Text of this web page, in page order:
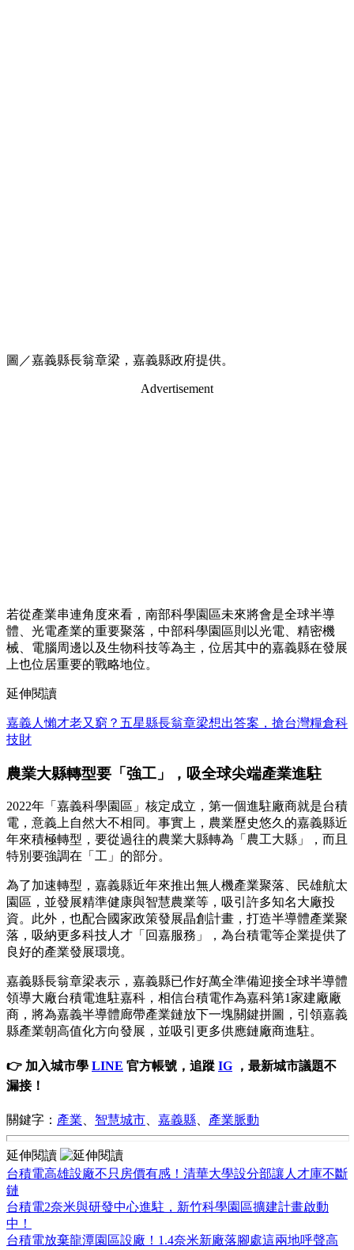
圖／嘉義縣長翁章梁，嘉義縣政府提供。
Advertisement
若從產業串連角度來看，南部科學園區未來將會是全球半導
體、光電產業的重要聚落，中部科學園區則以光電、精密機
械、電腦周邊以及生物科技等為主，位居其中的嘉義縣在發展
上也位居重要的戰略地位。
延伸閱讀
嘉義人懶才老又窮？五星縣長翁章梁想出答案，搶台灣糧倉科
技財
農業大縣轉型要「強工」，吸全球尖端產業進駐
2022年「嘉義科學園區」核定成立，第一個進駐廠商就是台積
電，意義上自然大不相同。事實上，農業歷史悠久的嘉義縣近
年來積極轉型，要從過往的農業大縣轉為「農工大縣」，而且
特別要強調在「工」的部分。
為了加速轉型，嘉義縣近年來推出無人機產業聚落、民雄航太
園區，並發展精準健康與智慧農業等，吸引許多知名大廠投
資。此外，也配合國家政策發展晶創計畫，打造半導體產業聚
落，吸納更多科技人才「回嘉服務」，為台積電等企業提供了
良好的產業發展環境。
嘉義縣長翁章梁表示，嘉義縣已作好萬全準備迎接全球半導體
領導大廠台積電進駐嘉科，相信台積電作為嘉科第1家建廠廠
商，將為嘉義半導體廊帶產業鏈放下一塊關鍵拼圖，引領嘉義
縣產業朝高值化方向發展，並吸引更多供應鏈廠商進駐。
👉 加入城市學 LINE 官方帳號，追蹤 IG ，最新城市議題不
漏接！
關鍵字： 產業 智慧城市 嘉義縣 產業脈動
延伸閱讀
台積電高雄設廠不只房價有感！清華大學設分部讓人才庫不斷
鏈
台積電2奈米與研發中心進駐，新竹科學園區擴建計畫啟動
中！
台積電放棄龍潭園區設廠！1.4奈米新廠落腳處這兩地呼聲高